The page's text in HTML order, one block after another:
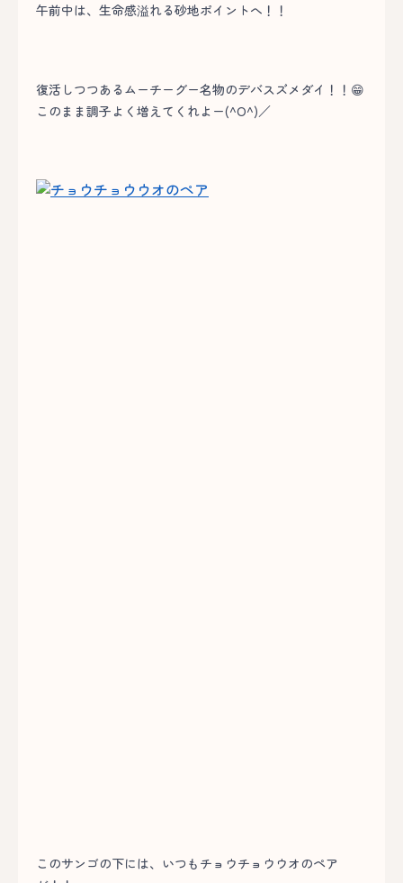
午前中は、生命感溢れる砂地ポイントへ！！
復活しつつあるムーチーグー名物のデバスズメダイ！！😁
このまま調子よく増えてくれよー(^O^)／
このサンゴの下には、いつもチョウチョウウオのペア